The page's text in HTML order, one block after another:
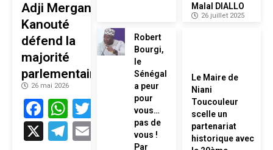
Adji Mergane
Kanouté
défend la
majorité
parlementaire
26 mai 2026
Facebook
WhatsApp
Twitter
X
Telegram
Email
Malal DIALLO
26 juillet 2025
Robert
Bourgi,
le
Sénégal
a peur
pour
vous…
pas de
vous !
Par
Le Maire de
Niani
Toucouleur
scelle un
partenariat
historique avec